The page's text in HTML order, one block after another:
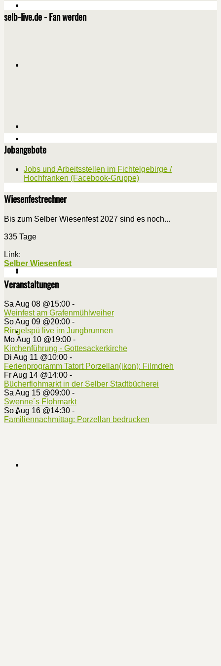
selb-live.de - Fan werden
Jobangebote
Jobs und Arbeitsstellen im Fichtelgebirge /
Hochfranken (Facebook-Gruppe)
Wiesenfestrechner
Bis zum Selber Wiesenfest 2027 sind es noch...
335 Tage
Link:
Selber Wiesenfest
Veranstaltungen
Sa Aug 08 @15:00 -
Weinfest am Grafenmühlweiher
So Aug 09 @20:00 -
Ringelspü live im Jungbrunnen
Mo Aug 10 @19:00 -
Kirchenführung - Gottesackerkirche
Di Aug 11 @10:00 -
Ferienprogramm Tatort Porzellan(ikon): Filmdreh
Fr Aug 14 @14:00 -
Bücherflohmarkt in der Selber Stadtbücherei
Sa Aug 15 @09:00 -
Swenne´s Flohmarkt
So Aug 16 @14:30 -
Familiennachmittag: Porzellan bedrucken